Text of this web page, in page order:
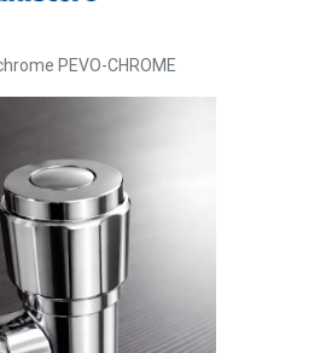
PEVO-CHROME